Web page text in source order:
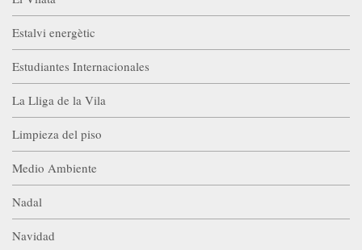
Estalvi energètic
Estudiantes Internacionales
La Lliga de la Vila
Limpieza del piso
Medio Ambiente
Nadal
Navidad